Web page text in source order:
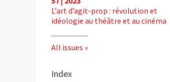
L’art d’agit-prop : révolution et
idéologie au théâtre et au cinéma
All issues
Index